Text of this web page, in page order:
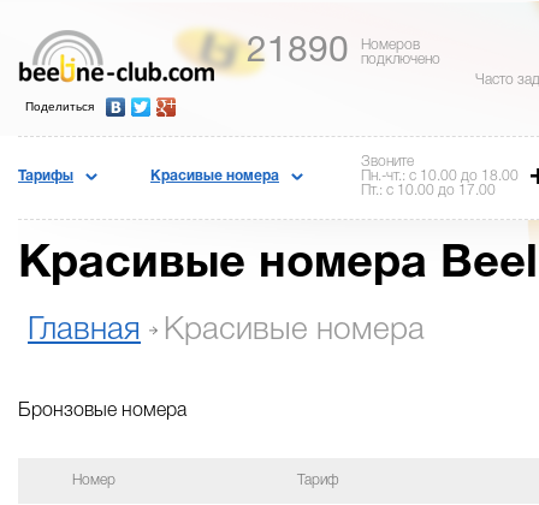
Поделиться
21890
Номеров
подключено
Часто
Тарифы Красивые номера
Звоните
Пн.-чт.: с 10.00 до 18.00
Пт.: с 10.00 до 17.00
Красивые номера
Главная Красивые номера
Бронзовые номера
Номер Тариф